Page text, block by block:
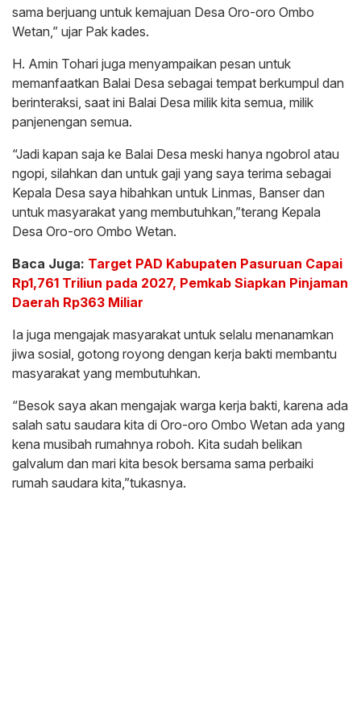
sama berjuang untuk kemajuan Desa Oro-oro Ombo
Wetan,” ujar Pak kades.
H. Amin Tohari juga menyampaikan pesan untuk
memanfaatkan Balai Desa sebagai tempat berkumpul dan
berinteraksi, saat ini Balai Desa milik kita semua, milik
panjenengan semua.
“Jadi kapan saja ke Balai Desa meski hanya ngobrol atau
ngopi, silahkan dan untuk gaji yang saya terima sebagai
Kepala Desa saya hibahkan untuk Linmas, Banser dan
untuk masyarakat yang membutuhkan,”terang Kepala
Desa Oro-oro Ombo Wetan.
Baca Juga: Target PAD Kabupaten Pasuruan Capai
Rp1,761 Triliun pada 2027, Pemkab Siapkan Pinjaman
Daerah Rp363 Miliar
Ia juga mengajak masyarakat untuk selalu menanamkan
jiwa sosial, gotong royong dengan kerja bakti membantu
masyarakat yang membutuhkan.
“Besok saya akan mengajak warga kerja bakti, karena ada
salah satu saudara kita di Oro-oro Ombo Wetan ada yang
kena musibah rumahnya roboh. Kita sudah belikan
galvalum dan mari kita besok bersama sama perbaiki
rumah saudara kita,”tukasnya.